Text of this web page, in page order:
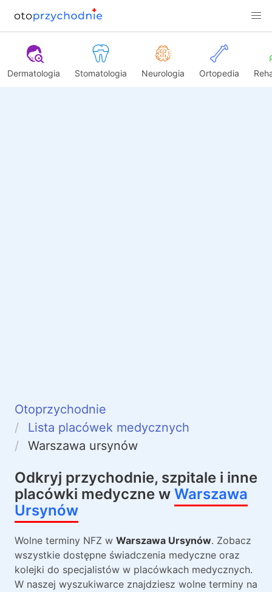
Dermatologia Stomatologia Neurologia Ortopedia
Otoprzychodnie
Lista placówek medycznych
Warszawa ursynów
Odkryj przychodnie, szpitale i inne
placówki medyczne w Warszawa
Ursynów
Wolne terminy NFZ w Warszawa Ursynów. Zobacz
wszystkie dostępne świadczenia medyczne oraz
kolejki do specjalistów w placówkach medycznych.
W naszej wyszukiwarce znajdziesz wolne terminy na